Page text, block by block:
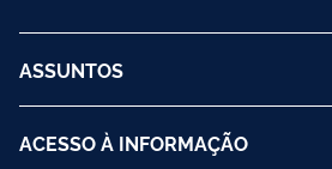
ASSUNTOS
ACESSO À INFORMAÇÃO